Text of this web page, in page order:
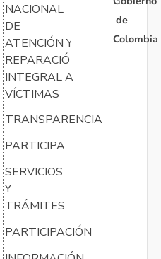
NACIONAL
DE
ATENCIÓN Y
REPARACIÓN
INTEGRAL A
VÍCTIMAS
TRANSPARENCIA
PARTICIPA
SERVICIOS
Y
TRÁMITES
PARTICIPACIÓN
de
Colombia